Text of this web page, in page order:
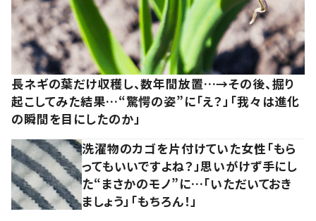
長ネギの葉だけ収穫し、数年間放置…→その後、掘り
起こしてみた結果…“驚愕の姿”に「え？」「我々は進化
の瞬間を目にしたのか」
洗濯物のカゴを片付けていた女性「もら
ってもいいですよね？」思いがけず手にし
た“まさかのモノ”に…「いただいておき
ましょう」「もちろん！」